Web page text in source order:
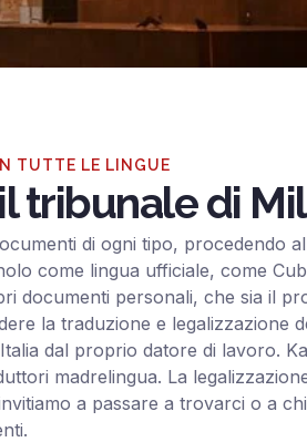
TUTTE LE LINGUE
tribunale di
di ogni tipo, procedendo
come lingua ufficiale, come
documenti personali, che sia il
la traduzione e legalizzazione
dal proprio datore di lavoro.
madrelingua. La
a passare a trovarci o a